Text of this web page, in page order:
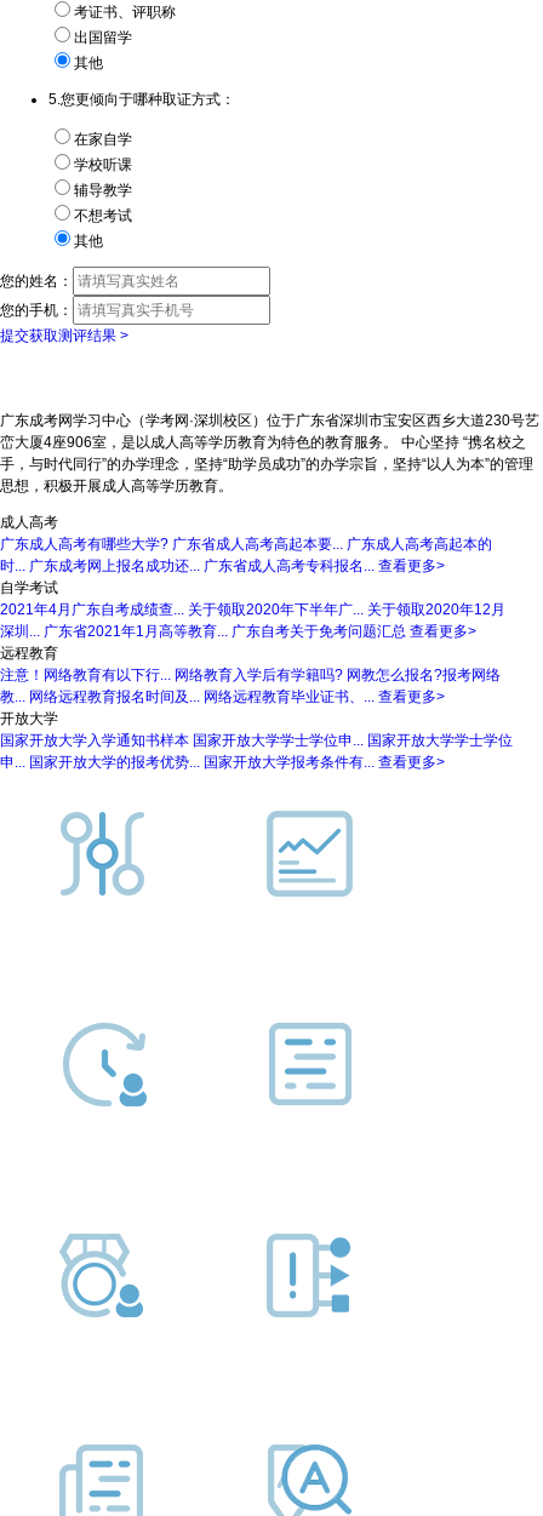
考证书、评职称
出国留学
其他
5.您更倾向于哪种取证方式：
在家自学
学校听课
辅导教学
不想考试
其他
您的姓名：
您的手机：
提交获取测评结果 >
广东成考网学习中心（学考网·深圳校区）位于广东省深圳市宝安区西乡大道230号艺
峦大厦4座906室，是以成人高等学历教育为特色的教育服务。 中心坚持 “携名校之
手，与时代同行”的办学理念，坚持“助学员成功”的办学宗旨，坚持“以人为本”的管理
思想，积极开展成人高等学历教育。
成人高考
广东成人高考有哪些大学? 广东省成人高考高起本要... 广东成人高考高起本的
时... 广东成考网上报名成功还... 广东省成人高考专科报名... 查看更多>
自学考试
2021年4月广东自考成绩查... 关于领取2020年下半年广... 关于领取2020年12月
深圳... 广东省2021年1月高等教育... 广东自考关于免考问题汇总 查看更多>
远程教育
注意！网络教育有以下行... 网络教育入学后有学籍吗? 网教怎么报名?报考网络
教... 网络远程教育报名时间及... 网络远程教育毕业证书、... 查看更多>
开放大学
国家开放大学入学通知书样本 国家开放大学学士学位申... 国家开放大学学士学位
申... 国家开放大学的报考优势... 国家开放大学报考条件有... 查看更多>